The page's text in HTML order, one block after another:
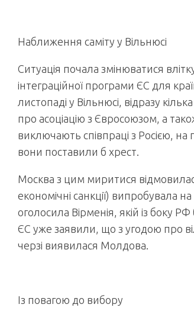
Наближення саміту у Вільнюсі
Ситуація почала змінюватися
інтеграційної програми ЄС для
листопаді у Вільнюсі, відразу
про асоціацію з Євросоюзом, а
виключають співпраці з Росією,
вони поставили б хрест.
Москва з цим миритися
економічні санкції) випробувала
оголосила Вірменія, якій із боку
ЄС уже заявили, що з угодою про
черзі виявилася Молдова.
Із повагою до вибору